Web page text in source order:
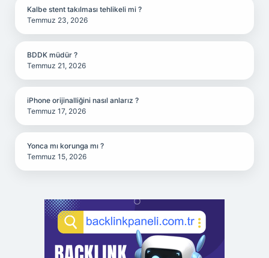
Kalbe stent takılması tehlikeli mi ?
Temmuz 23, 2026
BDDK müdür ?
Temmuz 21, 2026
iPhone orijinalliğini nasıl anlarız ?
Temmuz 17, 2026
Yonca mı korunga mı ?
Temmuz 15, 2026